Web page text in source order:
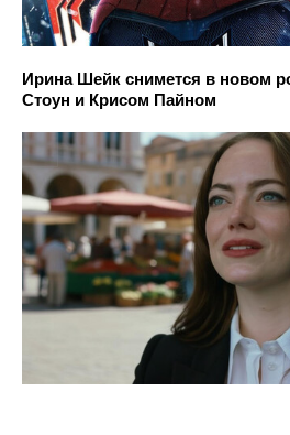
Ирина Шейк снимется в новом
Стоун и Крисом Пайном